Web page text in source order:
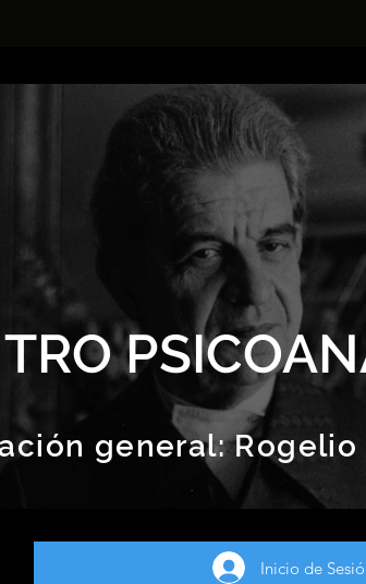
general:Rogelio
Inicio de